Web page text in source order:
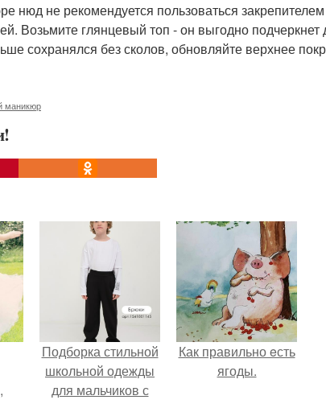
нюд не рекомендуется пользоваться
Возьмите глянцевый топ - он выгодно
сохранялся без сколов, обновляйте верхнее
маникюр
Подборка стильной
школьной одежды
для мальчиков с
Как правильно eсть
ягоды.